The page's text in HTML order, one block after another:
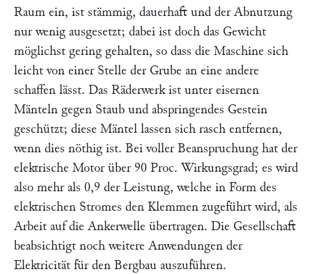
Raum ein, ist stämmig, dauerhaft und der Abnutzung
nur wenig ausgesetzt; dabei ist doch das Gewicht
möglichst gering gehalten, so dass die Maschine sich
leicht von einer Stelle der Grube an eine andere
schaffen lässt. Das Räderwerk ist unter eisernen
Mänteln gegen Staub und abspringendes Gestein
geschützt; diese Mäntel lassen sich rasch entfernen,
wenn dies nöthig ist. Bei voller Beanspruchung hat der
elektrische Motor über 90 Proc. Wirkungsgrad; es wird
also mehr als 0,9 der Leistung, welche in Form des
elektrischen Stromes den Klemmen zugeführt wird, als
Arbeit auf die Ankerwelle übertragen. Die Gesellschaft
beabsichtigt noch weitere Anwendungen der
Elektricität für den Bergbau auszuführen.